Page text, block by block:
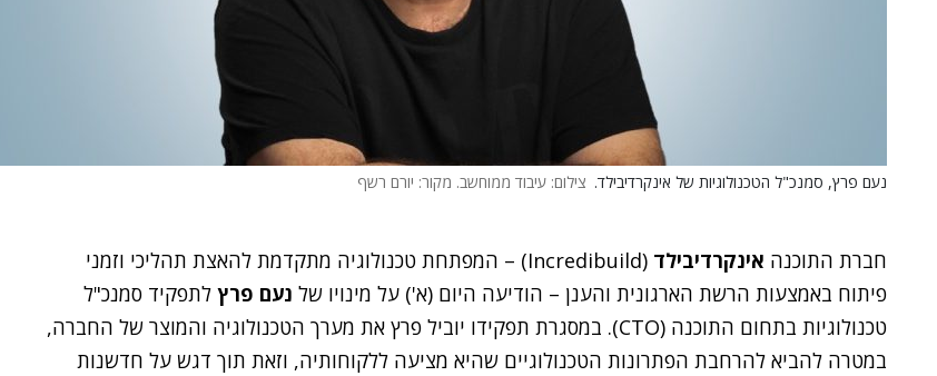
נעם פרץ, סמנכ"ל הטכנולוגיות של אינקרדיבילד. צילום: עיבוד ממוחשב. מקור: יורם רשף
חברת התוכנה אינקרדיבילד
(Incredibuild) – המפתחת טכנולוגיה מתקדמת להאצת תהליכי וזמני
פיתוח באמצעות הרשת הארגונית והענן – הודיעה היום (א') על מינויו של נעם פרץ לתפקיד סמנכ"ל
טכנולוגיות בתחום התוכנה (CTO). במסגרת תפקידו יוביל פרץ את מערך הטכנולוגיה והמוצר של החברה,
במטרה להביא להרחבת הפתרונות הטכנולוגיים שהיא מציעה ללקוחותיה, וזאת תוך דגש על חדשנות